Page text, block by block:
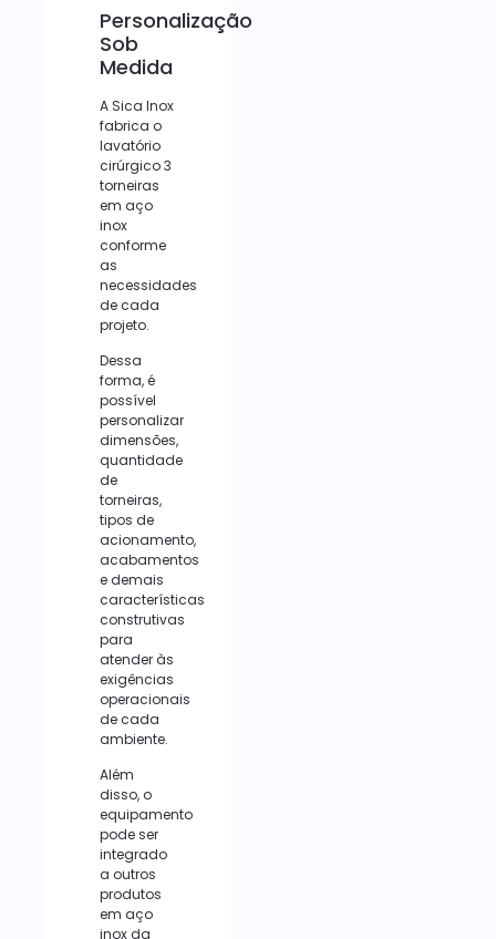
Personalização
Sob
Medida
A Sica Inox
fabrica o
lavatório
cirúrgico 3
torneiras
em aço
inox
conforme
as
necessidades
de cada
projeto.
Dessa
forma, é
possível
personalizar
dimensões,
quantidade
de
torneiras,
tipos de
acionamento,
acabamentos
e demais
características
construtivas
para
atender às
exigências
operacionais
de cada
ambiente.
Além
disso, o
equipamento
pode ser
integrado
a outros
produtos
em aço
inox da